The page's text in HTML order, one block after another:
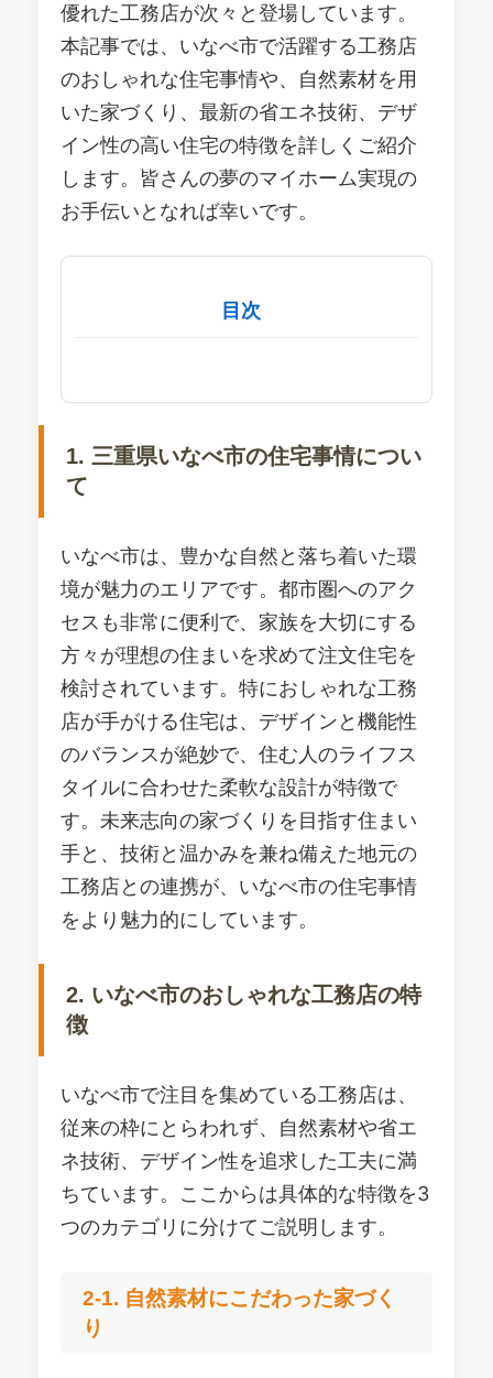
優れた工務店が次々と登場しています。
本記事では、いなべ市で活躍する工務店
のおしゃれな住宅事情や、自然素材を用
いた家づくり、最新の省エネ技術、デザ
イン性の高い住宅の特徴を詳しくご紹介
します。皆さんの夢のマイホーム実現の
お手伝いとなれば幸いです。
目次
1. 三重県いなべ市の住宅事情につい
て
いなべ市は、豊かな自然と落ち着いた環
境が魅力のエリアです。都市圏へのアク
セスも非常に便利で、家族を大切にする
方々が理想の住まいを求めて注文住宅を
検討されています。特におしゃれな工務
店が手がける住宅は、デザインと機能性
のバランスが絶妙で、住む人のライフス
タイルに合わせた柔軟な設計が特徴で
す。未来志向の家づくりを目指す住まい
手と、技術と温かみを兼ね備えた地元の
工務店との連携が、いなべ市の住宅事情
をより魅力的にしています。
2. いなべ市のおしゃれな工務店の特
徴
いなべ市で注目を集めている工務店は、
従来の枠にとらわれず、自然素材や省エ
ネ技術、デザイン性を追求した工夫に満
ちています。ここからは具体的な特徴を3
つのカテゴリに分けてご説明します。
2-1. 自然素材にこだわった家づく
り